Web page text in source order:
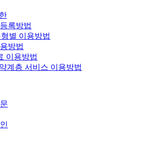
록방법
별 이용방법
방법
이용방법
계층 서비스 이용방법